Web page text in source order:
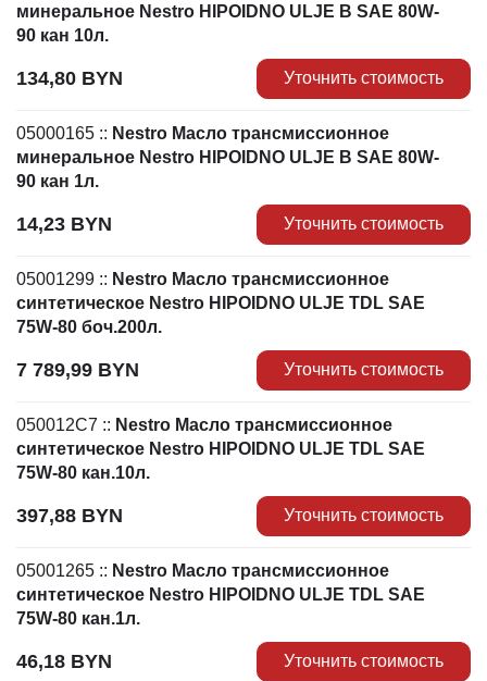
минеральное Nestro HIPOIDNO ULJE B SAE 80W-
90 кан 10л.
134,80 BYN Уточнить стоимость
05000165 :: Nestro Масло трансмиссионное
минеральное Nestro HIPOIDNO ULJE B SAE 80W-
90 кан 1л.
14,23 BYN Уточнить стоимость
05001299 :: Nestro Масло трансмиссионное
синтетическое Nestro HIPOIDNO ULJE TDL SAE
75W-80 боч.200л.
7 789,99 BYN Уточнить стоимость
050012C7 :: Nestro Масло трансмиссионное
синтетическое Nestro HIPOIDNO ULJE TDL SAE
75W-80 кан.10л.
397,88 BYN Уточнить стоимость
05001265 :: Nestro Масло трансмиссионное
синтетическое Nestro HIPOIDNO ULJE TDL SAE
75W-80 кан.1л.
46,18 BYN Уточнить стоимость